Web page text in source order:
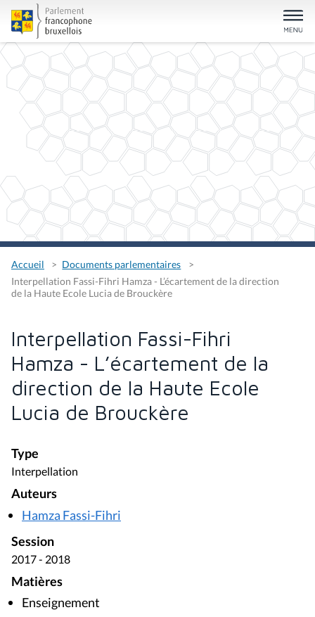
Accueil
Documents parlementaires
Interpellation Fassi-Fihri Hamza - L’écartement de la direction
de la Haute Ecole Lucia de Brouckère
Interpellation Fassi-Fihri
Hamza - L’écartement de la
direction de la Haute Ecole
Lucia de Brouckère
Type
Interpellation
Auteurs
Hamza Fassi-Fihri
Session
2017 - 2018
Matières
Enseignement